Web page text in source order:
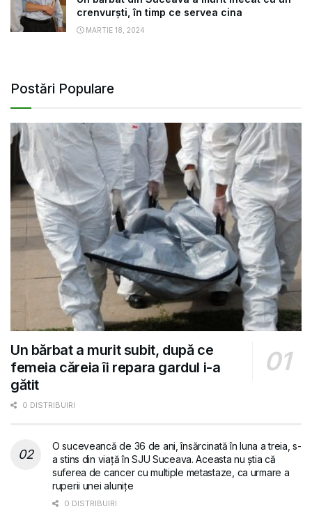
crenvurști, în timp ce servea cina
MARTIE 18, 2024
Postări Populare
Un bărbat a murit subit, după ce
femeia căreia îi repara gardul i-a
gătit
0 DISTRIBUIRI
O suceveancă de 36 de ani, însărcinată în luna a treia, s-
a stins din viață în SJU Suceava. Aceasta nu știa că
suferea de cancer cu multiple metastaze, ca urmare a
ruperii unei alunițe
0 DISTRIBUIRI